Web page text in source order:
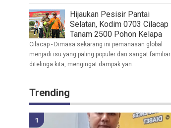
Hijaukan Pesisir Pantai
Selatan, Kodim 0703 Cilacap
Tanam 2500 Pohon Kelapa
Cilacap - Dimasa sekarang ini pemanasan global
menjadi isu yang paling populer dan sangat familiar
ditelinga kita, mengingat dampak yan...
Trending